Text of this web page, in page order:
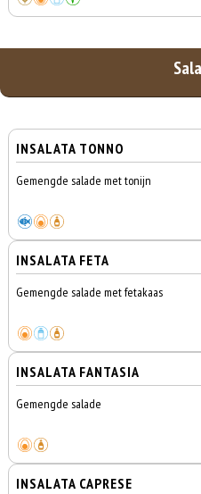
INSALATA TONNO
Gemengde salade met tonijn
INSALATA FETA
Gemengde salade met fetakaas
INSALATA FANTASIA
Gemengde salade
INSALATA CAPRESE